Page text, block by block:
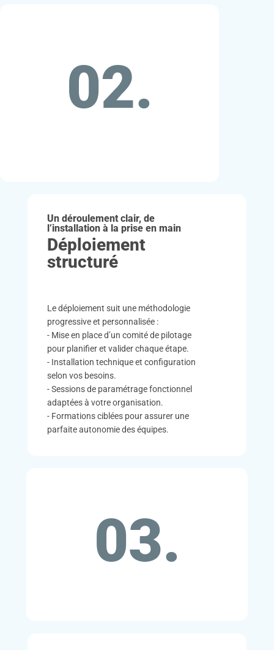
02.
Un déroulement clair, de
l’installation à la prise en main
Déploiement
structuré
Le déploiement suit une méthodologie
progressive et personnalisée :
- Mise en place d’un comité de pilotage
pour planifier et valider chaque étape.
- Installation technique et configuration
selon vos besoins.
- Sessions de paramétrage fonctionnel
adaptées à votre organisation.
- Formations ciblées pour assurer une
parfaite autonomie des équipes.
03.